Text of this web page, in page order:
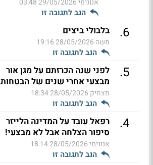
אנונימי29/05/2026 03:48
הגב לתגובה זו
6
. בלבולי ביצים
משה 28/05/2026 19:16
הגב לתגובה זו
5
.
לפני שנה הכרזתם על מגן אור
מבצעי אחרי שנים של הבטחות
מצחיק 28/05/2026 18:34
הגב לתגובה זו
4
.
רפאל עובד על המדינה הלייזר
סיפור הצלחה אבל לא מבצעי!
אנונימי28/05/2026 18:14
הגב לתגובה זו